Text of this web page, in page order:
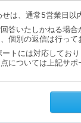
は、通常5営業日以
答いたしかねる場合
個別の返信は行って
トには対応しており
については上記サポ